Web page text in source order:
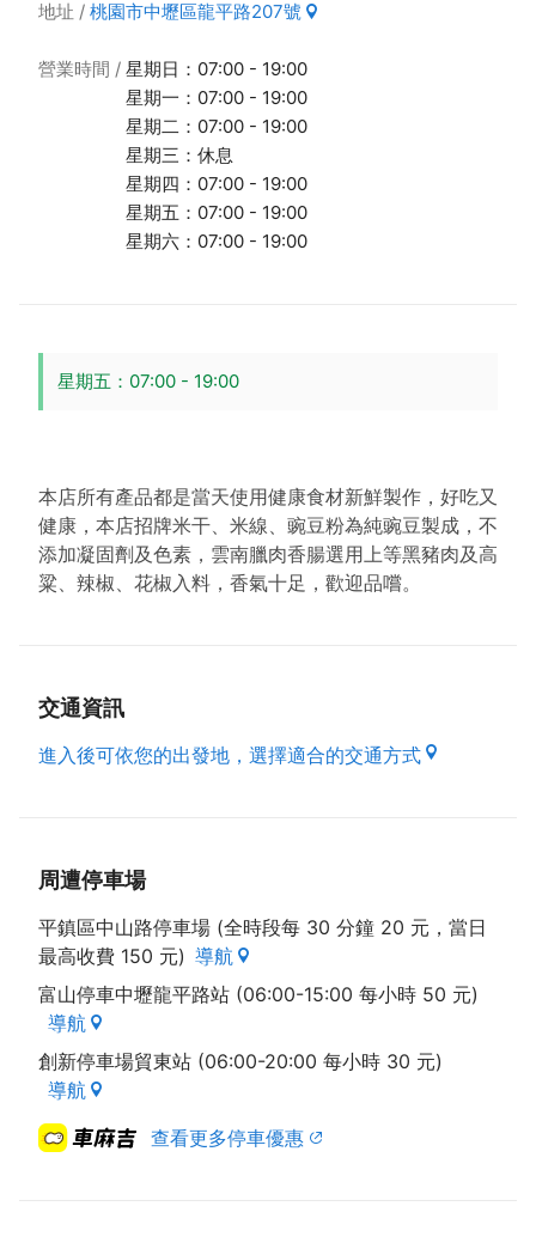
地址 桃園市中壢區龍平路207號
營業時間
星期日：07:00 - 19:00
星期一：07:00 - 19:00
星期二：07:00 - 19:00
星期三：休息
星期四：07:00 - 19:00
星期五：07:00 - 19:00
星期六：07:00 - 19:00
星期五：07:00 - 19:00
本店所有產品都是當天使用健康食材新鮮製作，好吃又
健康，本店招牌米干、米線、豌豆粉為純豌豆製成，不
添加凝固劑及色素，雲南臘肉香腸選用上等黑豬肉及高
粱、辣椒、花椒入料，香氣十足，歡迎品嚐。
交通資訊
進入後可依您的出發地，選擇適合的交通方式
周遭停車場
平鎮區中山路停車場 (全時段每 30 分鐘 20 元，當日
最高收費 150 元) 導航
富山停車中壢龍平路站 (06:00-15:00 每小時 50 元)
導航
創新停車場貿東站 (06:00-20:00 每小時 30 元)
導航
查看更多停車優惠